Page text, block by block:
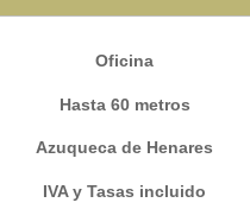
Oficina
Hasta 60 metros
Azuqueca de Henares
IVA y Tasas incluido